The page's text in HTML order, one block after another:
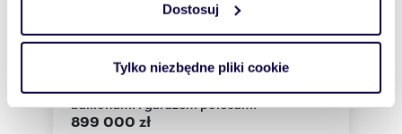
Wykorzystujemy pliki cookie do spersonalizowania treści
i reklam, aby oferować funkcje społecznościowe i
korzystasz z naszej witryny, udostępniamy partnerom
Partnerzy mogą połączyć te informacje z innymi danymi
Dostosuj
Tylko niezbędne pliki cookie
balkonami i garażem polecam!
899 000 zł